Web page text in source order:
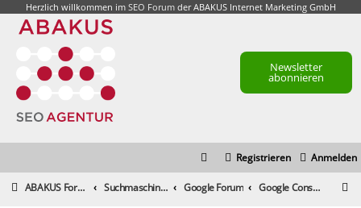
Herzlich willkommen im SEO Forumder ABAKUS Internet Marketing GmbH
Newsletter
abonnieren
Anmelden
Registrieren
ABAKUS Foren-Übersicht Suchmaschinenmarketing (SEM) / Suchmaschinenoptimierung (SEO) Google Forum Google Console: Seit 03.11 keine aktualisierung